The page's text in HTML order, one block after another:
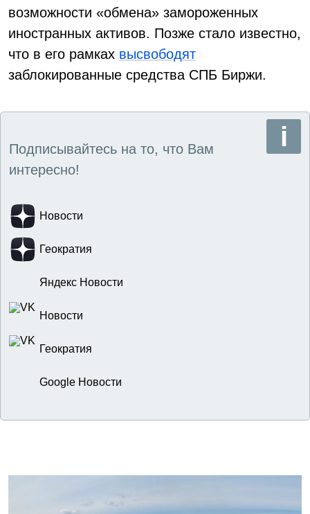
возможности «обмена» замороженных
иностранных активов. Позже стало известно,
что в его рамках высвободят
заблокированные средства СПБ Биржи.
Подписывайтесь на то, что Вам
интересно!
Новости
Геократия
Яндекс Новости
Новости
Геократия
Google Новости